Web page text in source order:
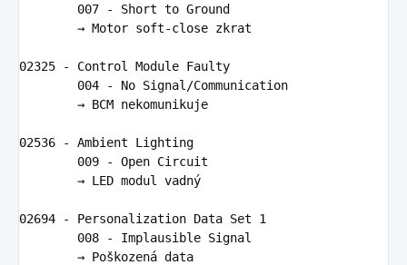
007
- Short to Ground
        →
Motor soft-close zkrat
02325 - Control Module Faulty
004
- No Signal /Communication
        →
BCM nekomunikuje
02536 - Ambient
Lighting
009
- Open Circuit
        →
LED modul vadný
02694 - Personalization Data Set
1
008
- Implausible Signal
        →
Poš kozená data